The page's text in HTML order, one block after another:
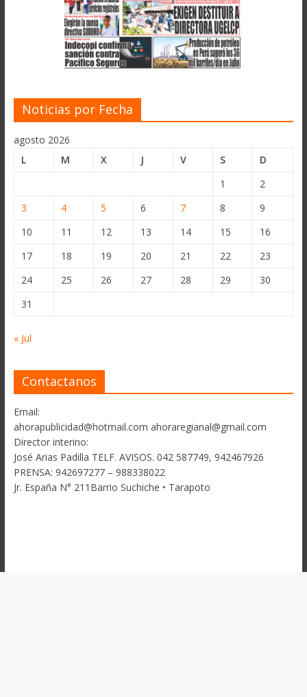
Noticias por Fecha
agosto 2026
L
M X J V S
D
1
2
3
4 5 6 7 8
9
10
11 12 13 14 15
16
17
18 19 20 21 22
23
24
25 26 27 28 29
30
31
« Jul
Contactanos
Email:
ahorapublicidad@hotmail.com ahoraregianal@gmail.com
Director interino:
José Arias Padilla TELF. AVISOS. 042 587749, 942467926
PRENSA: 942697277 – 988338022
Jr. España N° 211Barrio Suchiche • Tarapoto